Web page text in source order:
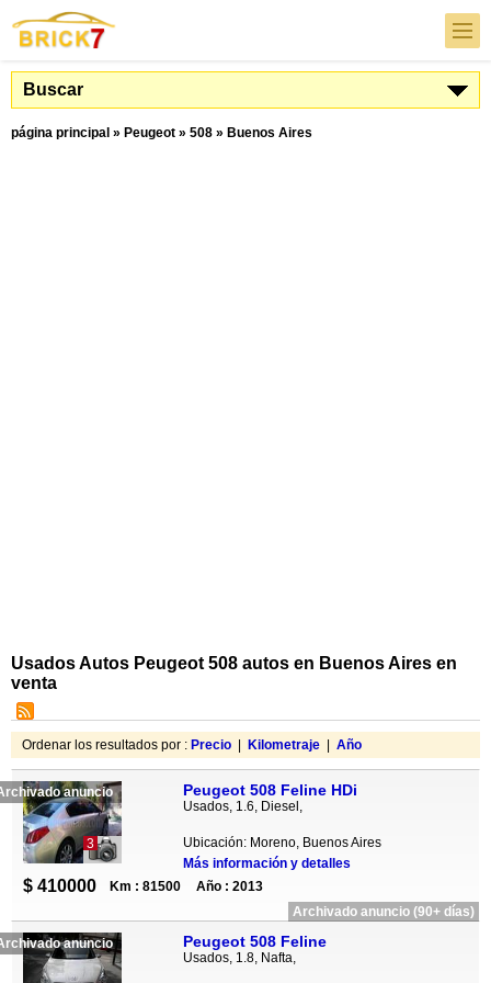
Buscar
página principal » Peugeot » 508 » Buenos Aires
Usados Autos Peugeot 508 autos en Buenos Aires en
venta
Ordenar los resultados por : Precio Kilometraje Año
anuncio
3
Peugeot 508 Feline HDi
Usados, 1.6, Diesel,
Ubicación: Moreno, Buenos Aires
Más información y detalles
$ 410000 Km : 81500
Año : 2013
Archivado anuncio (90+ días)
anuncio Peugeot 508 Feline
Usados, 1.8, Nafta,